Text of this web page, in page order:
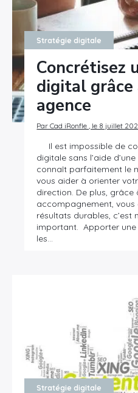
Stratégie digitale
Concrétisez
digital grâce
agence
Par Cad iRonfle , le 8 juillet
Il est impossible de
digitale sans l’aide
connaît parfaitement le
vous aider à orienter
direction. De plus, grâce
accompagnement, vous
résultats durables, c’est
important. Apporter
les…
Stratégie digitale